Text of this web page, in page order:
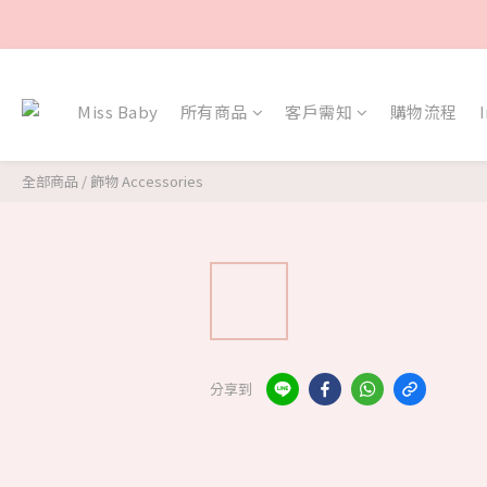
Miss Baby 所有商品 客戶需知 購物流程
全部商品 / 飾物 Accessories
分享到